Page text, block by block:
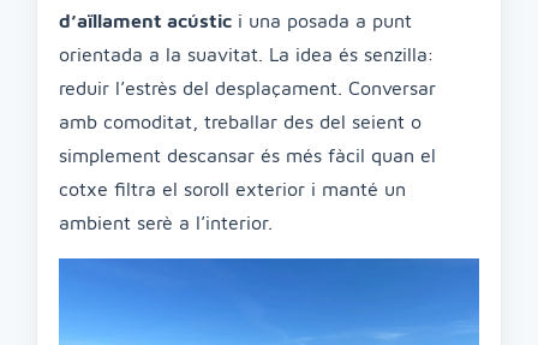
d’aïllament acústic i una posada a punt
orientada a la suavitat. La idea és senzilla:
reduir l’estrès del desplaçament. Conversar
amb comoditat, treballar des del seient o
simplement descansar és més fàcil quan el
cotxe filtra el soroll exterior i manté un
ambient serè a l’interior.